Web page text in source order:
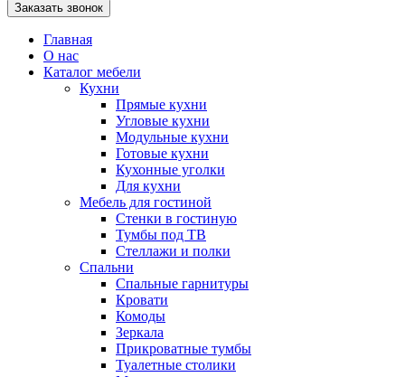
Главная
О нас
Каталог мебели
Кухни
Прямые кухни
Угловые кухни
Модульные кухни
Готовые кухни
Кухонные уголки
Для кухни
Мебель для гостиной
Стенки в гостиную
Тумбы под ТВ
Стеллажи и полки
Спальни
Спальные гарнитуры
Кровати
Комоды
Зеркала
Прикроватные тумбы
Туалетные столики